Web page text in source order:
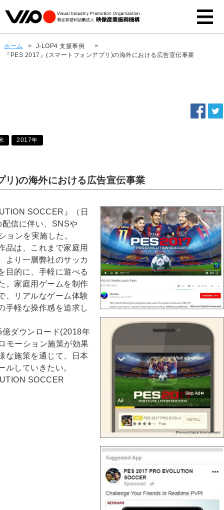
ホーム > J-LOP4 支援事例
>
『PES 2017』(スマートフォンアプリ)の海外における広告宣伝事業
2017年
)の海外における広告宣伝事業
SOCCER』（日
信に伴い、SNSや
ョンを実施した。
品は、これまで家庭用
より一層弊社のサッカ
目的に、手軽に遊べる
。家庭用ゲームを制作
、リアルなゲーム体験
手軽な操作感を追求し
ダウンロード(2018年
モーション施策が効果
な施策を通じて、日本
していきたい。
SOCCER